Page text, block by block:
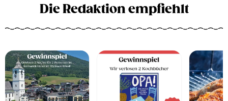
Die Redaktion empfiehlt